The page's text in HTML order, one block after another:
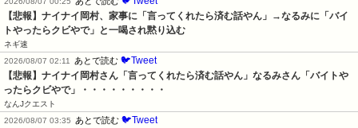
【悲報】ナイナイ岡村、家事に「言ってくれたら済む話やん」→なるみに「バイ
トやったらクビやで」と一喝され黙り込む
ネギ速
2026/08/07 02:11
あとで読む 🐦Tweet
【悲報】ナイナイ岡村さん「言ってくれたら済む話やん」なるみさん「バイトや
ったらクビやで」・・・・・・・・・
なんJクエスト
2026/08/07 03:35
あとで読む 🐦Tweet